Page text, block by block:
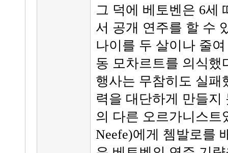
그 덕에 베토벤은 6세
서 공개 연주를 할 수
나이를 두 살이나 줄
동 모차르트를 의식
행사는 무참히도 실패
력을 대단하게 만들지
의 다른 오르가니스트
Neefe)에게 쳄발로를